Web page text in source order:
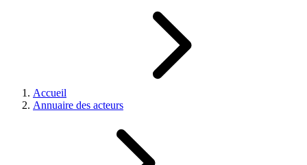
Accueil
Annuaire des acteurs